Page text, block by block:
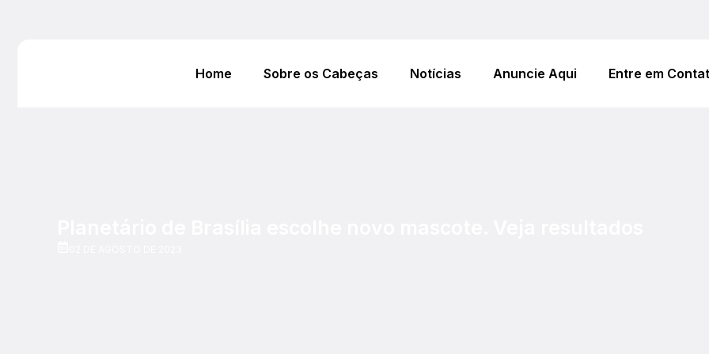
Home Sobre os Cabeças Notícias Anuncie Aqui Entre em